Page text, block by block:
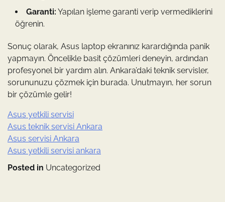
Garanti: Yapılan işleme garanti verip vermediklerini
öğrenin.
Sonuç olarak, Asus laptop ekranınız karardığında panik
yapmayın. Öncelikle basit çözümleri deneyin, ardından
profesyonel bir yardım alın. Ankara’daki teknik servisler,
sorununuzu çözmek için burada. Unutmayın, her sorun
bir çözümle gelir!
Asus yetkili servisi
Asus teknik servisi Ankara
Asus servisi Ankara
Asus yetkili servisi ankara
Posted in Uncategorized